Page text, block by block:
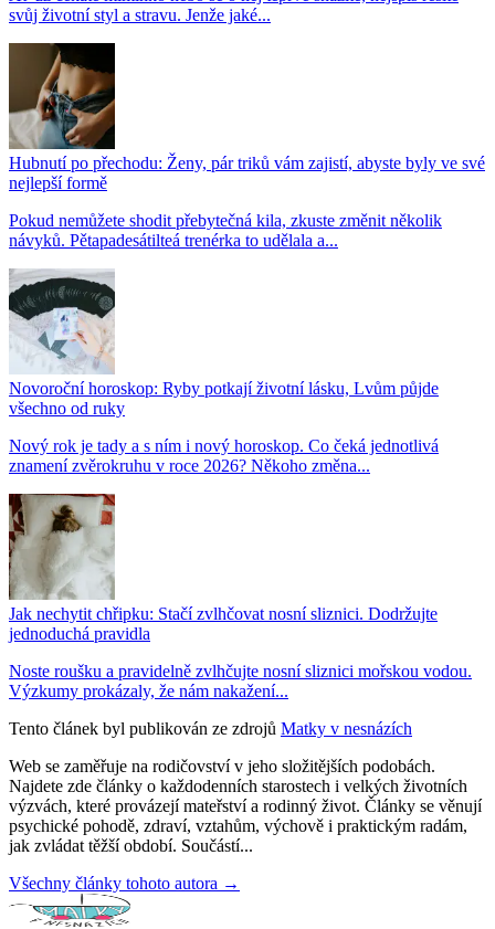
svůj životní styl a stravu. Jenže jaké...
Hubnutí po přechodu: Ženy, pár triků vám zajistí, abyste byly ve své
nejlepší formě
Pokud nemůžete shodit přebytečná kila, zkuste změnit několik
návyků. Pětapadesátilteá trenérka to udělala a...
Novoroční horoskop: Ryby potkají životní lásku, Lvům půjde
všechno od ruky
Nový rok je tady a s ním i nový horoskop. Co čeká jednotlivá
znamení zvěrokruhu v roce 2026? Někoho změna...
Jak nechytit chřipku: Stačí zvlhčovat nosní sliznici. Dodržujte
jednoduchá pravidla
Noste roušku a pravidelně zvlhčujte nosní sliznici mořskou vodou.
Výzkumy prokázaly, že nám nakažení...
Tento článek byl publikován ze zdrojů Matky v nesnázích
Web se zaměřuje na rodičovství v jeho složitějších podobách.
Najdete zde články o každodenních starostech i velkých životních
výzvách, které provázejí mateřství a rodinný život. Články se věnují
psychické pohodě, zdraví, vztahům, výchově i praktickým radám,
jak zvládat těžší období. Součástí...
Všechny články tohoto autora →